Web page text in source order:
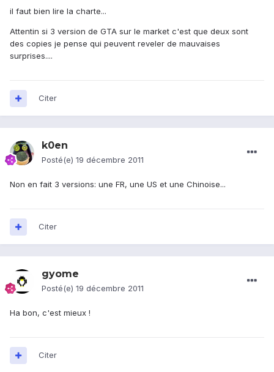
il faut bien lire la charte...
Attentin si 3 version de GTA sur le market c'est que deux sont
des copies je pense qui peuvent reveler de mauvaises
surprises....
Citer
k0en
Posté(e) 19 décembre 2011
Non en fait 3 versions: une FR, une US et une Chinoise...
Citer
gyome
Posté(e) 19 décembre 2011
Ha bon, c'est mieux !
Citer